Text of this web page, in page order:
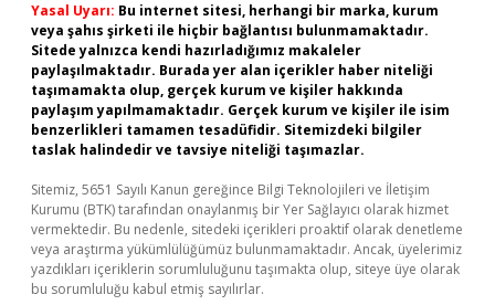
Yasal Uyarı: Bu internet sitesi, herhangi bir marka, kurum
veya şahıs şirketi ile hiçbir bağlantısı bulunmamaktadır.
Sitede yalnızca kendi hazırladığımız makaleler
paylaşılmaktadır. Burada yer alan içerikler haber niteliği
taşımamakta olup, gerçek kurum ve kişiler hakkında
paylaşım yapılmamaktadır. Gerçek kurum ve kişiler ile isim
benzerlikleri tamamen tesadüfidir. Sitemizdeki bilgiler
taslak halindedir ve tavsiye niteliği taşımazlar.
Sitemiz, 5651 Sayılı Kanun gereğince Bilgi Teknolojileri ve İletişim
Kurumu (BTK) tarafından onaylanmış bir Yer Sağlayıcı olarak hizmet
vermektedir. Bu nedenle, sitedeki içerikleri proaktif olarak denetleme
veya araştırma yükümlülüğümüz bulunmamaktadır. Ancak, üyelerimiz
yazdıkları içeriklerin sorumluluğunu taşımakta olup, siteye üye olarak
bu sorumluluğu kabul etmiş sayılırlar.